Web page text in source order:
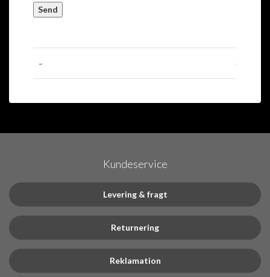
Kundeservice
Levering & fragt
Returnering
Reklamation